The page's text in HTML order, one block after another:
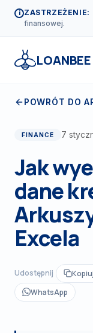
i ZASTRZEŻENIE:
finansowej.
LOANBEE
POWRÓT DO
FINANCE 7
Jak
dane
Excela
Udostępnij
WhatsApp